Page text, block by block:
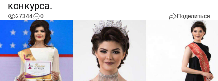
конкурса.
27344 0 Поделиться